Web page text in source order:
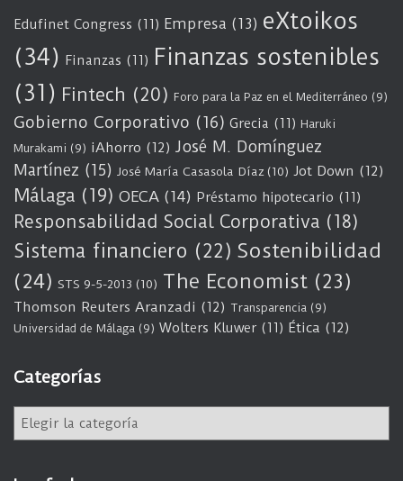
Edufinet Congress (11) Empresa (13) eXtoikos
(34) Finanzas (11) Finanzas sostenibles
(31) Fintech (20) Foro para la Paz en el Mediterráneo (9)
Gobierno Corporativo (16) Grecia (11) Haruki
Murakami (9) iAhorro (12) José M. Domínguez
Martínez (15) José María Casasola Díaz (10) Jot Down (12)
Málaga (19) OECA (14) Préstamo hipotecario (11)
Responsabilidad Social Corporativa (18)
Sistema financiero (22) Sostenibilidad
(24) STS 9-5-2013 (10) The Economist (23)
Thomson Reuters Aranzadi (12) Transparencia (9)
Universidad de Málaga (9) Wolters Kluwer (11) Ética (12)
Categorías
e